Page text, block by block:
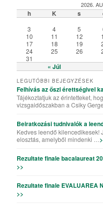
2026.
h K s
« Júl
3
4 5
10
11 12
17
18 19
24
25 26
31
LEGUTÓBBI BEJEGYZÉSEK
Felhívás az őszi érettségivel
Tájékoztatjuk az érintetteket,
vizsgaidőszakban a Csiky
Beiratkozási tudnivalók a
Kedves leendő kilencedikesek!
elosztás, amelyből mindenki …
Rezultate finale bacalaureat
>>
Rezultate finale EVALUAREA
>>